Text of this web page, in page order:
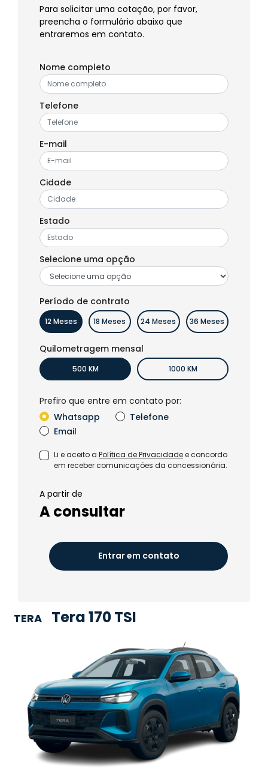
TERA Tera 170 TSI
Para solicitar uma cotação, por favor,
preencha o formulário abaixo que
entraremos em contato.
Nome completo
Telefone
E-mail
Cidade
Estado
Selecione uma opção
Período de contrato
12 Meses 18 Meses 24 Meses 36 Meses
Quilometragem mensal
500 KM 1000 KM
Prefiro que entre em contato por:
Whatsapp
Telefone
Email
Li e aceito a Política de Privacidadee concordo
em receber comunicações da concessionária.
A partir de
A consultar
Entrar em contato